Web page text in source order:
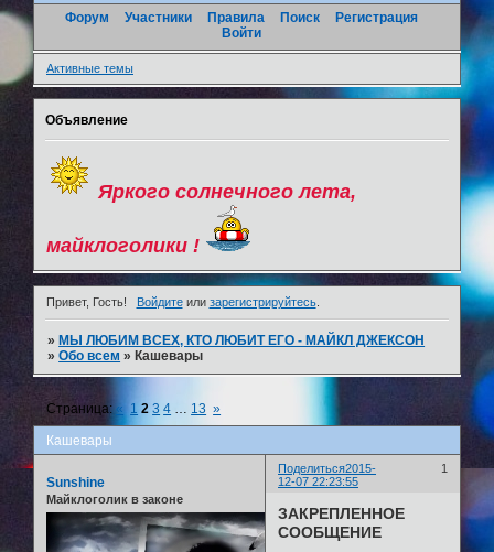
Форум Участники Правила Поиск
Регистрация
Войти
Активные темы
Объявление
Яркого солнечного лета,
майклоголики !
Привет, Гость! Войдитеили зарегистрируйтесь.
»МЫ ЛЮБИМ ВСЕХ, КТО ЛЮБИТ ЕГО - МАЙКЛ ДЖЕКСОН
»Обо всем »Кашевары
Кашевары
Страница:« 1 2 3 4 13 »
Поделиться 1
2015-
12-07 22:23:55
Sunshine
Майклоголик в законе
ЗАКРЕПЛЕННОЕ
СООБЩЕНИЕ